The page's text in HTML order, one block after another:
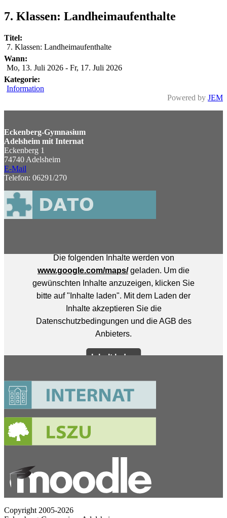
7. Klassen: Landheimaufenthalte
Titel:
7. Klassen: Landheimaufenthalte
Wann:
Mo, 13. Juli 2026 - Fr, 17. Juli 2026
Kategorie:
Information
Powered by JEM
Eckenberg-Gymnasium
Adelsheim mit Internat
Eckenberg 1
74740 Adelsheim
E-Mail
Telefon: 06291/270
Copyright 2005-2026